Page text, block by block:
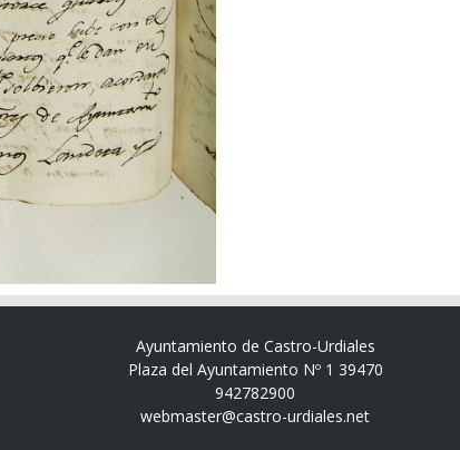
Ayuntamiento de Castro-Urdiales
Plaza del Ayuntamiento Nº 1 39470
942782900
webmaster@castro-urdiales.net